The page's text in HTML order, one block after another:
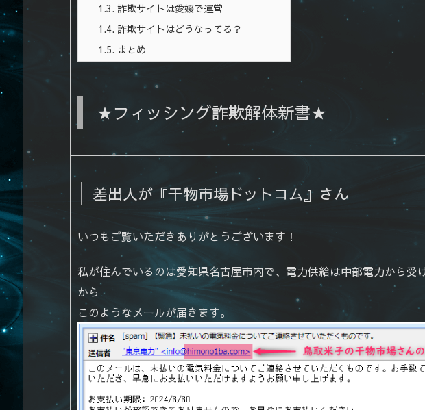
1.3. 詐欺サイトは愛媛で運営
1.4. 詐欺サイトはどうなってる？
1.5. まとめ
★フィッシング詐欺解体新書★
差出人が『干物市場ドットコム』さん
いつもご覧いただきありがとうございます！
私が住んでいるのは愛知県名古屋市内で、電力供給は中部電力から受
から
このようなメールが届きます。